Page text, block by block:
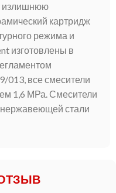
излишнюю
картридж
режима и
изготовлены в
013, все смесители
1,6 МРа. Смесители
стали